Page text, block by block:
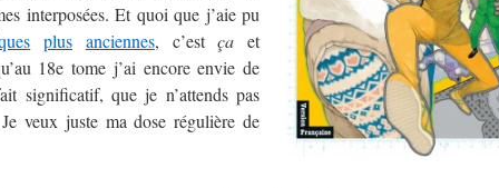
interposées. Et quoi que j’aie pu
plus anciennes, c’estça et
18e tome j’ai encore envie de
significatif, que je n’attends pas
veux juste ma dose régulière de